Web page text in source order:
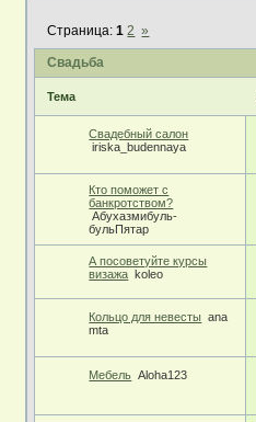
Свадьба
Страница:1 2 »
Тема
Свадебный салон
iriska_budennaya
Кто поможет с
банкротством?
Абухазмибуль-
бульПятар
А посоветуйте курсы
визажа koleo
Кольцо для невесты ana
mta
Мебель Aloha123